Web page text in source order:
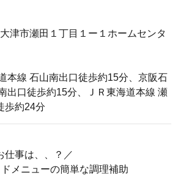
津市瀬田１丁目１ー１ホームセンタ
本線 石山南出口徒歩約15分、京阪石
出口徒歩約15分、ＪＲ東海道本線 瀬
歩約24分
仕事は、、？／
メニューの簡単な調理補助